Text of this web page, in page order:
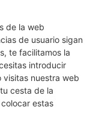
de la web
de usuario sigan
te facilitamos la
introducir
visitas nuestra web
cesta de la
estas